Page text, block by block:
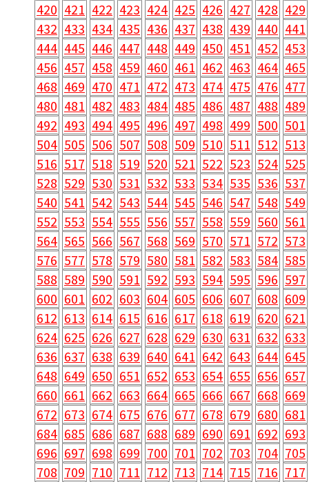
420 421 422 423 424 425 426 427 428 429
432 433 434 435 436 437 438 439 440 441
444 445 446 447 448 449 450 451 452 453
456 457 458 459 460 461 462 463 464 465
468 469 470 471 472 473 474 475 476 477
480 481 482 483 484 485 486 487 488 489
492 493 494 495 496 497 498 499 500 501
504 505 506 507 508 509 510 511 512 513
516 517 518 519 520 521 522 523 524 525
528 529 530 531 532 533 534 535 536 537
540 541 542 543 544 545 546 547 548 549
552 553 554 555 556 557 558 559 560 561
564 565 566 567 568 569 570 571 572 573
576 577 578 579 580 581 582 583 584 585
588 589 590 591 592 593 594 595 596 597
600 601 602 603 604 605 606 607 608 609
612 613 614 615 616 617 618 619 620 621
624 625 626 627 628 629 630 631 632 633
636 637 638 639 640 641 642 643 644 645
648 649 650 651 652 653 654 655 656 657
660 661 662 663 664 665 666 667 668 669
672 673 674 675 676 677 678 679 680 681
684 685 686 687 688 689 690 691 692 693
696 697 698 699 700 701 702 703 704 705
708 709 710 711 712 713 714 715 716 717